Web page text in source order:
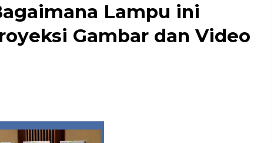
Lampu ini
Gambar dan Video